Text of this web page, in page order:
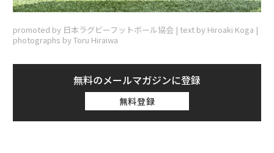
promoted by 日本ラグビーフットボール協会 | text by Hiroaki Koga |
photographs by Toru Hiraiwa
無料のメールマガジンに登録
無料登録